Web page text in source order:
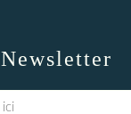
Newsletter